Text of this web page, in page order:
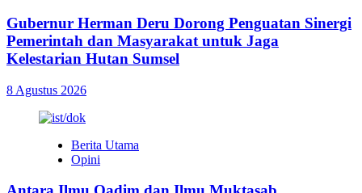
Gubernur Herman Deru Dorong Penguatan Sinergi
Pemerintah dan Masyarakat untuk Jaga
Kelestarian Hutan Sumsel
8 Agustus 2026
Berita Utama
Opini